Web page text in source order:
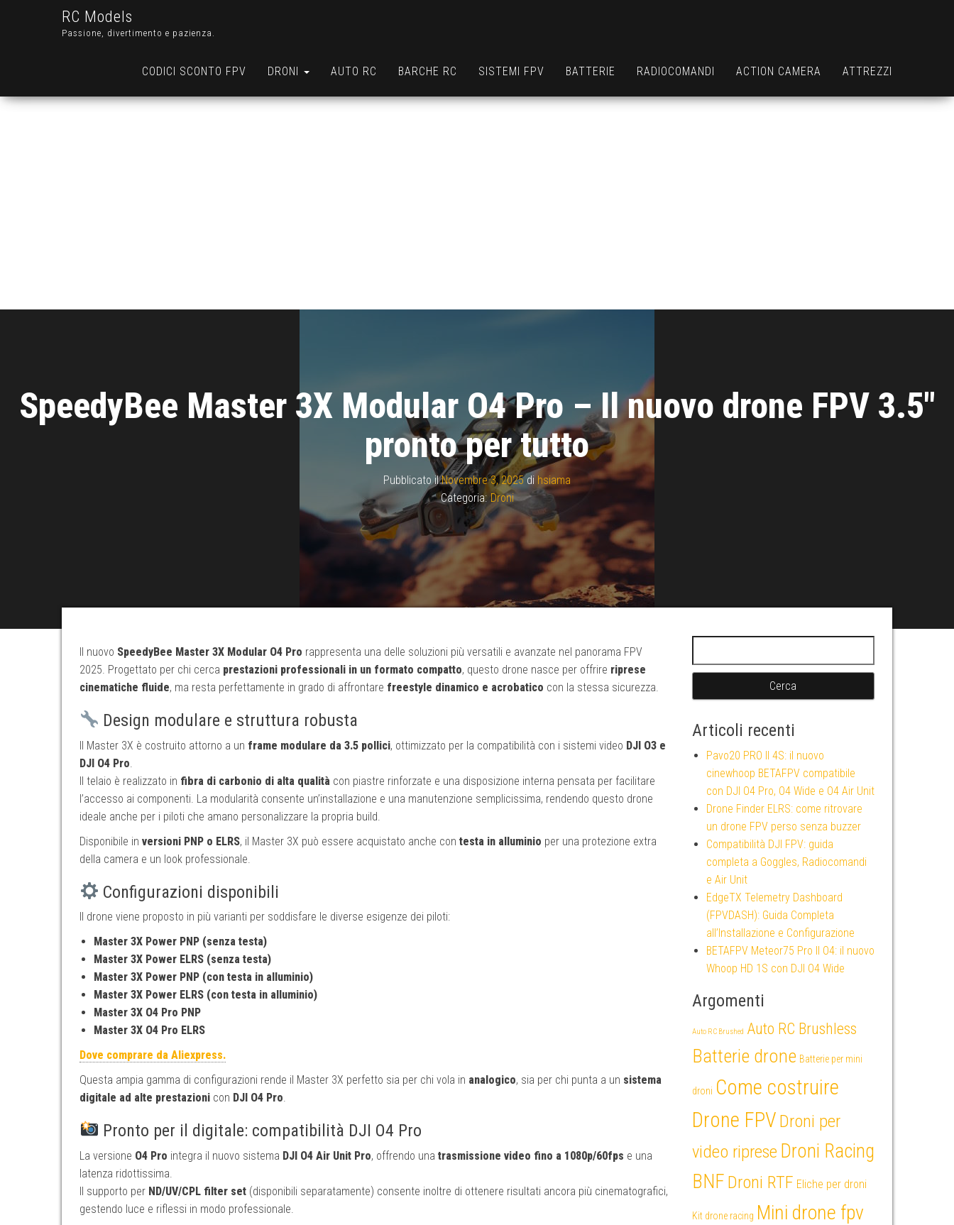
RC Models
Passione, divertimento e pazienza.
CODICI SCONTO FPV DRONI AUTO RC BARCHE RC SISTEMI FPV BATTERIE RADIOCOMANDI ACTION CAMERA ATTREZZI
SpeedyBee Master 3X Modular O4 Pro – Il nuovo drone FPV 3.5″
pronto per tutto
Pubblicato ilNovembre 3, 2025di hsiama
Categoria: Droni
Il nuovo SpeedyBee Master 3X Modular O4 Pro rappresenta una delle soluzioni più versatili e avanzate nel panorama FPV
2025. Progettato per chi cerca prestazioni professionali in un formato compatto, questo drone nasce per offrire riprese
cinematiche fluide, ma resta perfettamente in grado di affrontare freestyle dinamico e acrobatico con la stessa sicurezza.
Design modulare e struttura robusta
Il Master 3X è costruito attorno a un frame modulare da 3.5 pollici, ottimizzato per la compatibilità con i sistemi video DJI O3 e
DJI O4 Pro
Il telaio è realizzato in fibra di carbonio di alta qualità con piastre rinforzate e una disposizione interna pensata per facilitare
l’accesso ai componenti. La modularità consente un’installazione e una manutenzione semplicissima, rendendo questo drone
ideale anche per i piloti che amano personalizzare la propria build.
Disponibile in versioni PNP o ELRS, il Master 3X può essere acquistato anche con testa in alluminio per una protezione extra
della camera e un look professionale.
Configurazioni disponibili
Il drone viene proposto in più varianti per soddisfare le diverse esigenze dei piloti:
Master 3X Power PNP (senza testa)
Master 3X Power ELRS (senza testa)
Master 3X Power PNP (con testa in alluminio)
Master 3X Power ELRS (con testa in alluminio)
Master 3X O4 Pro PNP
Master 3X O4 Pro ELRS
Dove comprare da Aliexpress.
Questa ampia gamma di configurazioni rende il Master 3X perfetto sia per chi vola in analogico, sia per chi punta a un sistema
digitale ad alte prestazioni con DJI O4 Pro.
Pronto per il digitale: compatibilità DJI O4 Pro
La versione O4 Pro integra il nuovo sistema DJI O4 Air Unit Pro, offrendo una trasmissione video fino a 1080p/60fps e una
latenza ridottissima.
Il supporto per ND/UV/CPL filter set (disponibili separatamente) consente inoltre di ottenere risultati ancora più cinematografici,
gestendo luce e riflessi in modo professionale.
Articoli recenti
Pavo20 PRO II 4S: il nuovo
cinewhoop BETAFPV compatibile
con DJI O4 Pro, O4 Wide e O4 Air Unit
Drone Finder ELRS: come ritrovare
un drone FPV perso senza buzzer
Compatibilità DJI FPV: guida
completa a Goggles, Radiocomandi
e Air Unit
EdgeTX Telemetry Dashboard
(FPVDASH): Guida Completa
all’Installazione e Configurazione
BETAFPV Meteor75 Pro II O4: il nuovo
Whoop HD 1S con DJI O4 Wide
Argomenti
Auto RC Brushed Auto RC Brushless
Batterie drone Batterie per mini
droni Come costruire
Drone FPV Droni per
video riprese Droni Racing
BNF Droni RTF Eliche per droni
Kit drone racing Mini drone fpv